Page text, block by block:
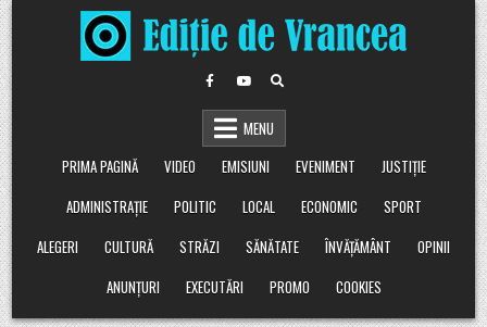
Skip
to
content
MENU
PRIMA PAGINĂ
VIDEO EMISIUNI EVENIMENT
JUSTIȚIE
ADMINISTRAȚIE
POLITIC LOCAL ECONOMIC
SPORT
ALEGERI
CULTURĂ STRĂZI SĂNĂTATE ÎNVĂȚĂMÂNT
OPINII
ANUNȚURI
EXECUTĂRI PROMO COOKIES